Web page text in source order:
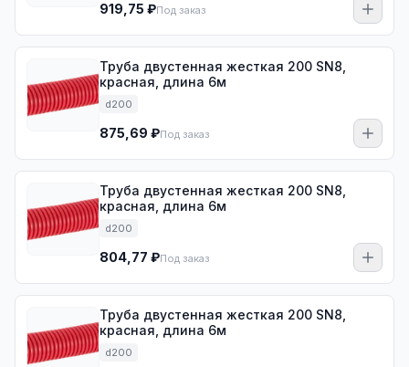
919,75 ₽Под заказ
Труба двустенная жесткая 200 SN8,
красная, длина 6м
d200
875,69 ₽Под заказ
Труба двустенная жесткая 200 SN8,
красная, длина 6м
d200
804,77 ₽Под заказ
Труба двустенная жесткая 200 SN8,
красная, длина 6м
d200